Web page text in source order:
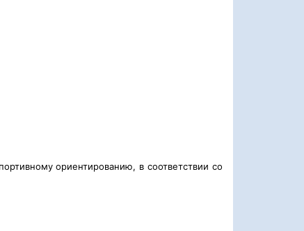
ориентированию, в соответствии со